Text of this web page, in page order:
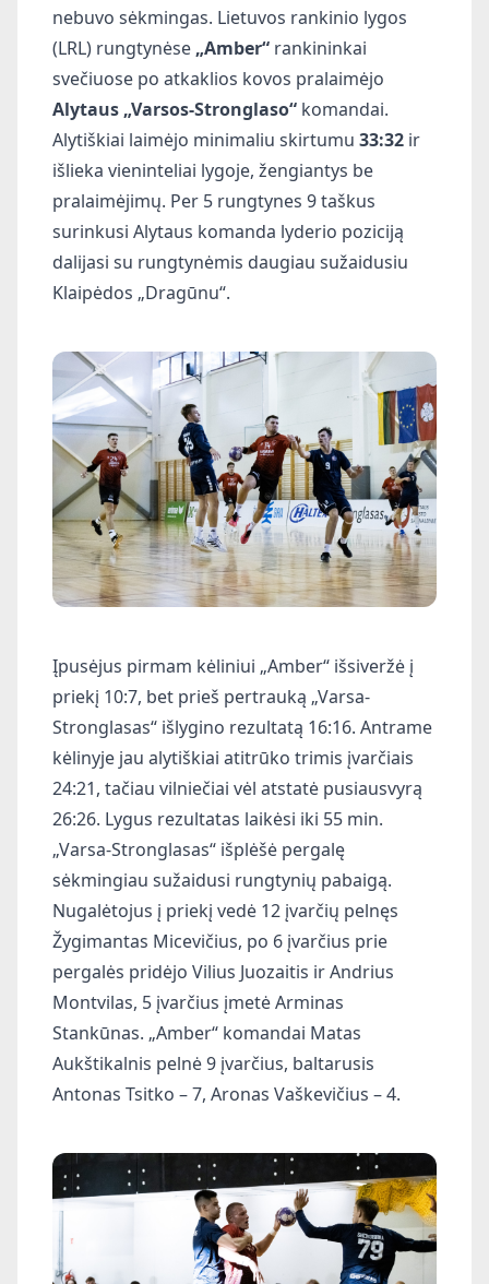
nebuvo sėkmingas. Lietuvos rankinio lygos
(LRL) rungtynėse „Amber“ rankininkai
svečiuose po atkaklios kovos pralaimėjo
Alytaus „Varsos-Stronglaso“ komandai.
Alytiškiai laimėjo minimaliu skirtumu 33:32 ir
išlieka vieninteliai lygoje, žengiantys be
pralaimėjimų. Per 5 rungtynes 9 taškus
surinkusi Alytaus komanda lyderio poziciją
dalijasi su rungtynėmis daugiau sužaidusiu
Klaipėdos „Dragūnu“.
Įpusėjus pirmam kėliniui „Amber“ išsiveržė į
priekį 10:7, bet prieš pertrauką „Varsa-
Stronglasas“ išlygino rezultatą 16:16. Antrame
kėlinyje jau alytiškiai atitrūko trimis įvarčiais
24:21, tačiau vilniečiai vėl atstatė pusiausvyrą
26:26. Lygus rezultatas laikėsi iki 55 min.
„Varsa-Stronglasas“ išplėšė pergalę
sėkmingiau sužaidusi rungtynių pabaigą.
Nugalėtojus į priekį vedė 12 įvarčių pelnęs
Žygimantas Micevičius, po 6 įvarčius prie
pergalės pridėjo Vilius Juozaitis ir Andrius
Montvilas, 5 įvarčius įmetė Arminas
Stankūnas. „Amber“ komandai Matas
Aukštikalnis pelnė 9 įvarčius, baltarusis
Antonas Tsitko – 7, Aronas Vaškevičius – 4.